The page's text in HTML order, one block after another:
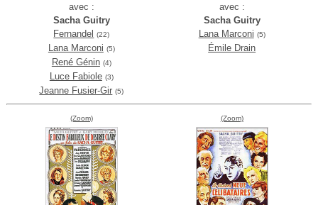
avec :
Sacha Guitry
Fernandel
(22)
Lana Marconi (5)
René Génin (4)
Luce Fabiole (3)
Jeanne Fusier-Gir (5)
avec :
Sacha Guitry
Lana Marconi (5)
Émile Drain
(Zoom) (Zoom)